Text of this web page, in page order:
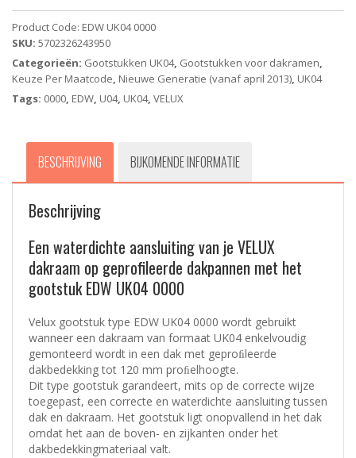
Product Code: EDW UK04 0000
SKU: 5702326243950
Categorieën: Gootstukken UK04, Gootstukken voor dakramen,
Keuze Per Maatcode, Nieuwe Generatie (vanaf april 2013), UK04
Tags: 0000, EDW, U04, UK04, VELUX
BESCHRIJVING BIJKOMENDE INFORMATIE
Beschrijving
Een waterdichte aansluiting van je VELUX
dakraam op geprofileerde dakpannen met het
gootstuk EDW UK04 0000
Velux gootstuk type EDW UK04 0000 wordt gebruikt
wanneer een dakraam van formaat UK04 enkelvoudig
gemonteerd wordt in een dak met geproﬁleerde
dakbedekking tot 120 mm proﬁelhoogte.
Dit type gootstuk garandeert, mits op de correcte wijze
toegepast, een correcte en waterdichte aansluiting tussen
dak en dakraam. Het gootstuk ligt onopvallend in het dak
omdat het aan de boven- en zijkanten onder het
dakbedekkingmateriaal valt.